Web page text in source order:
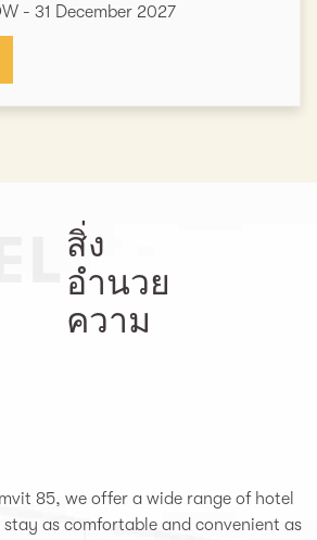
- 31 December 2027
สิ่ง
อำนวย
ความ
85, we offer a wide range of hotel
as comfortable and convenient as